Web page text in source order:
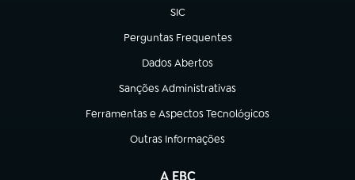
SIC
(abre em nova aba)
Perguntas Frequentes
(abre em nova aba)
Dados Abertos
(abre em nova aba)
Sanções Administrativas
(abre em nova aba)
Ferramentas e Aspectos Tecnológicos
(abre em nova aba)
Outras Informações
(abre em nova aba)
A EBC